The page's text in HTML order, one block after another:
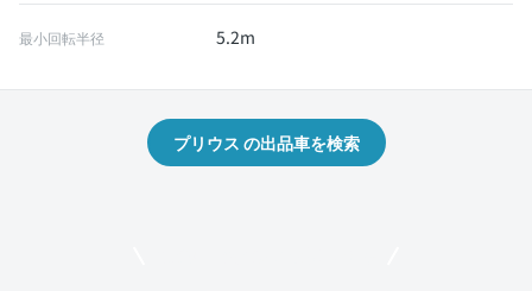
最小回転半径 5.2m
プリウス の出品車を検索